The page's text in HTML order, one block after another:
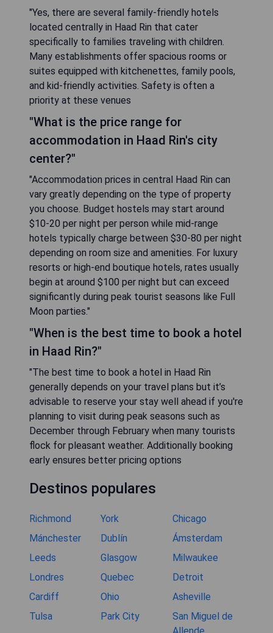
"Yes, there are several family-friendly hotels
located centrally in Haad Rin that cater
specifically to families traveling with children.
Many establishments offer spacious rooms or
suites equipped with kitchenettes, family pools,
and kid-friendly activities. Safety is often a
priority at these venues
"What is the price range for
accommodation in Haad Rin's city
center?"
"Accommodation prices in central Haad Rin can
vary greatly depending on the type of property
you choose. Budget hostels may start around
$10-20 per night per person while mid-range
hotels typically charge between $30-80 per night
depending on room size and amenities. For luxury
resorts or high-end boutique hotels, rates usually
begin at around $100 per night but can exceed
significantly during peak tourist seasons like Full
Moon parties."
"When is the best time to book a hotel
in Haad Rin?"
"The best time to book a hotel in Haad Rin
generally depends on your travel plans but it’s
advisable to reserve your stay well ahead if you're
planning to visit during peak seasons such as
December through February when many tourists
flock for pleasant weather. Additionally booking
early ensures better pricing options
Destinos populares
Richmond York
Chicago
Mánchester
Dublín
Ámsterdam
Leeds
Glasgow
Milwaukee
Londres
Quebec
Detroit
Cardiff
Ohio
Asheville
Tulsa
Park City
San Miguel de